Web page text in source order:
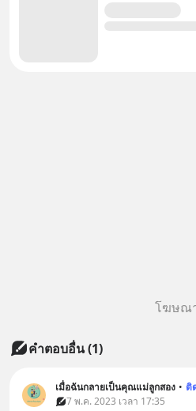
โฆษณ
คำตอบอื่น(1)
เมื่อฉันกลายเป็นคุณแม่ลูกสอง • ติ
7 พ.ค. 2023 เวลา 17:35